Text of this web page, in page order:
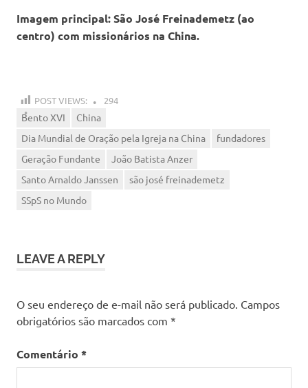
Imagem principal: São José Freinademetz (ao
centro) com missionários na China.
POST VIEWS: 294
Bento XVI
China
Dia Mundial de Oração pela Igreja na China
fundadores
Geração Fundante
João Batista Anzer
Santo Arnaldo Janssen
são josé freinademetz
SSpS no Mundo
LEAVE A REPLY
O seu endereço de e-mail não será publicado. Campos
obrigatórios são marcados com *
Comentário *